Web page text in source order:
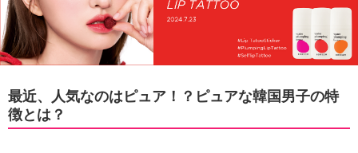
最近、人気なのはピュア！？ピュアな韓国男子の特
徴とは？